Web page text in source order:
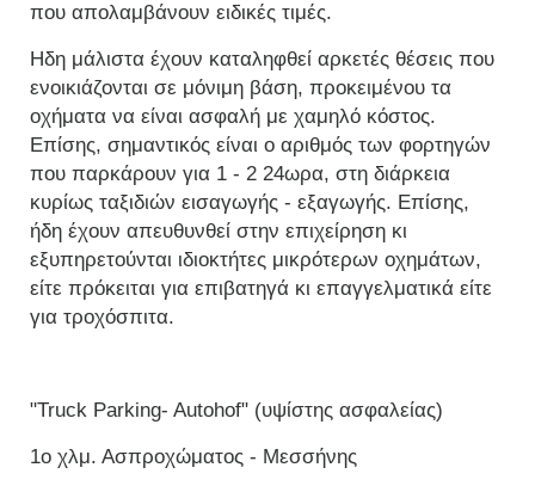
που απολαμβάνουν ειδικές τιμές.
Ηδη μάλιστα έχουν καταληφθεί αρκετές θέσεις που
ενοικιάζονται σε μόνιμη βάση, προκειμένου τα
οχήματα να είναι ασφαλή με χαμηλό κόστος.
Επίσης, σημαντικός είναι ο αριθμός των φορτηγών
που παρκάρουν για 1 - 2 24ωρα, στη διάρκεια
κυρίως ταξιδιών εισαγωγής - εξαγωγής. Επίσης,
ήδη έχουν απευθυνθεί στην επιχείρηση κι
εξυπηρετούνται ιδιοκτήτες μικρότερων οχημάτων,
είτε πρόκειται για επιβατηγά κι επαγγελματικά είτε
για τροχόσπιτα.
"Truck Parking- Autohof" (υψίστης ασφαλείας)
1ο χλμ. Ασπροχώματος - Μεσσήνης